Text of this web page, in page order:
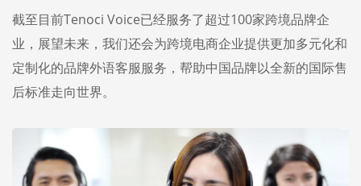
截至目前Tenoci Voice已经服务了超过100家跨境品牌企
业，展望未来，我们还会为跨境电商企业提供更加多元化和
定制化的品牌外语客服服务，帮助中国品牌以全新的国际售
后标准走向世界。